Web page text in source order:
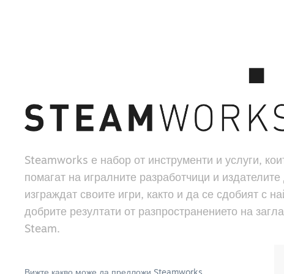
Steamworks е набор от инструменти и услуги,
помагат на игралните разработчици и издателите
изграждат своите игри, както и да се сдобият с
добрите резултати от разпространението на
Steam.
Вижте какво може да предложи Steamworks